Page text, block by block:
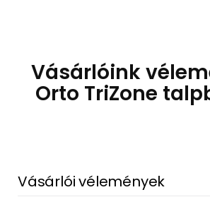
Vásárlóink
Orto TriZone
Vásárlói vélemények